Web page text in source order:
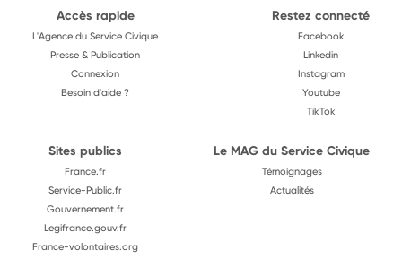
Accès rapide
L'Agence du Service Civique
Presse & Publication
Connexion
Besoin d'aide ?
Restez connecté
Facebook
Linkedin
Instagram
Youtube
TikTok
Sites publics
France.fr
Service-Public.fr
Gouvernement.fr
Legifrance.gouv.fr
France-volontaires.org
Le MAG du Service Civique
Témoignages
Actualités